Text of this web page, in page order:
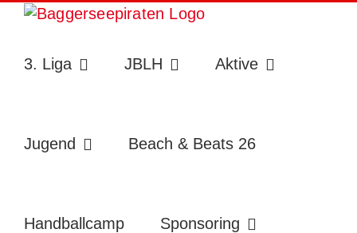
Zum
3. Liga JBLH Aktive
Jugend Beach & Beats 26
Handballcamp Sponsoring
Sliding